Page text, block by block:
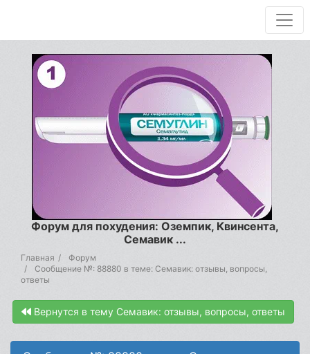
Форум для похудения: Оземпик, Квинсента,
Семавик ...
Главная
Форум
Сообщение №: 88880 в теме: Семавик: отзывы, вопросы,
ответы
Вернутся в тему Семавик: отзывы, вопросы, ответы